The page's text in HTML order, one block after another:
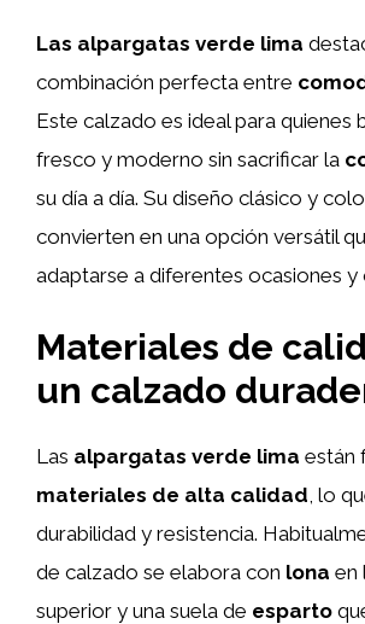
Las alpargatas verde lima
combinación perfecta entre
Este calzado es ideal para quienes
fresco y moderno sin sacrificar la
su día a día. Su diseño clásico y
convierten en una opción versátil
adaptarse a diferentes ocasiones y
Materiales de
un calzado
Las alpargatas verde lima están
materiales de alta calidad , lo
durabilidad y resistencia.
de calzado se elabora con lona en
superior y una suela de esparto